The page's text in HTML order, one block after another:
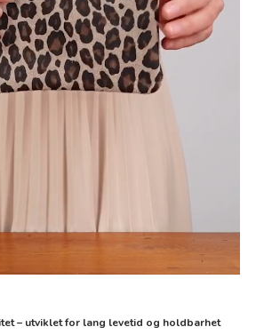
– utviklet for lang levetid og holdbarhet